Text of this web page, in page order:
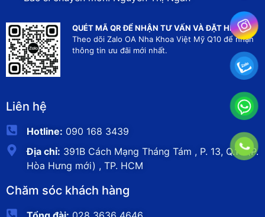
QUÉT MÃ QR ĐỂ NHẬN TƯ VẤN VÀ ĐẶT HẸN
Theo dõi Zalo OA Nha Khoa Việt Mỹ Q10 để nhận
thông tin ưu đãi mới nhất.
Liên hệ
Hotline: 090 168 3439
Địa chỉ: 391B Cách Mạng Tháng Tám , P. 13, Q.10 (P.
Hòa Hưng mới) , TP. HCM
Chăm sóc khách hàng